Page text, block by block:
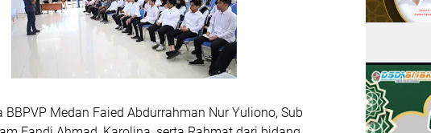
BBPVP Medan Faied Abdurrahman Nur Yuliono, Sub